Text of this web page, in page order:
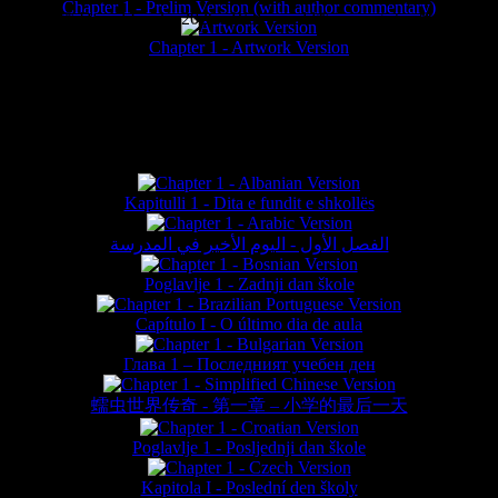
Chapter 1 - Prelim Version (with author commentary)
Chapter 1 - Artwork Version
Kapitulli 1 - Dita e fundit e shkollës
الفصل الأول - اليوم الأخير في المدرسة
Poglavlje 1 - Zadnji dan škole
Capítulo I - O último dia de aula
Глава 1 – Последният учебен ден
蠕虫世界传奇 - 第一章 – 小学的最后一天
Poglavlje 1 - Posljednji dan škole
Kapitola I - Poslední den školy
website © Daniel Lieske 2026 - Wormworld® is a registered